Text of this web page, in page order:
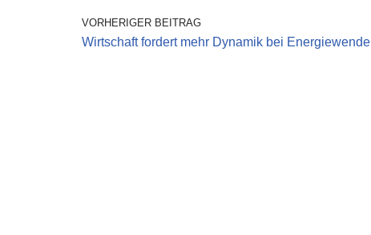
VORHERIGER BEITRAG
Wirtschaft fordert mehr Dynamik bei Energiewende